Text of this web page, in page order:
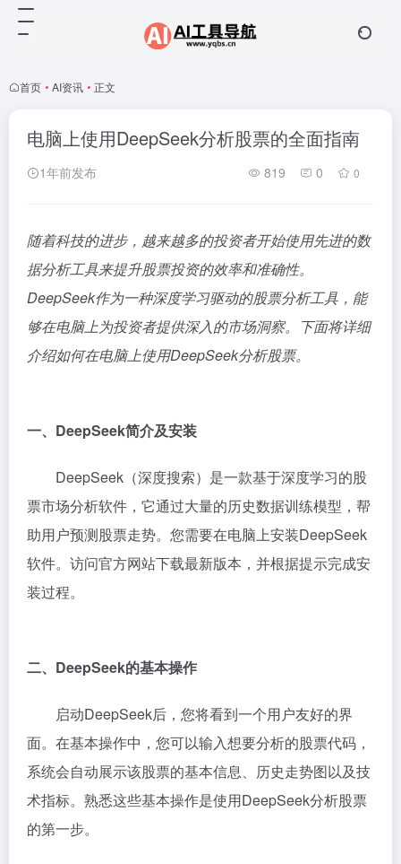
首页 • AI资讯 • 正文
电脑上使用DeepSeek分析股票的全面指南
1年前发布 819 0 0
随着科技的进步，越来越多的投资者开始使用先进的数
据分析工具来提升股票投资的效率和准确性。
DeepSeek作为一种深度学习驱动的股票分析工具，能
够在电脑上为投资者提供深入的市场洞察。下面将详细
介绍如何在电脑上使用DeepSeek分析股票。
一、DeepSeek简介及安装
DeepSeek（深度搜索）是一款基于深度学习的股
票市场分析软件，它通过大量的历史数据训练模型，帮
助用户预测股票走势。您需要在电脑上安装DeepSeek
软件。访问官方网站下载最新版本，并根据提示完成安
装过程。
二、DeepSeek的基本操作
启动DeepSeek后，您将看到一个用户友好的界
面。在基本操作中，您可以输入想要分析的股票代码，
系统会自动展示该股票的基本信息、历史走势图以及技
术指标。熟悉这些基本操作是使用DeepSeek分析股票
的第一步。